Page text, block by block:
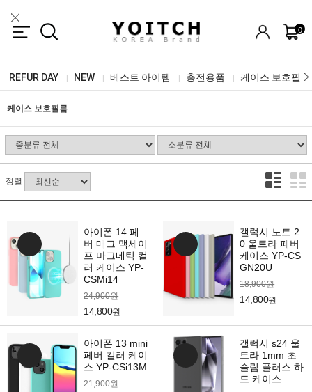
0
REFUR DAY NEW 베스트 아이템 충전용품 케이스 보호필름
케이스 보호필름
정렬
아이폰 14 페
버 매그 맥세이
프 마그네틱 컬
러 케이스 YP-
CSMi14
24,900원
14,800원
갤럭시 노트 2
0 울트라 페버
케이스 YP-CS
GN20U
18,900원
14,800원
아이폰 13 mini
페버 컬러 케이
스 YP-CSi13M
21,900원
갤럭시 s24 울
트라 1mm 초
슬림 플러스 하
드 케이스